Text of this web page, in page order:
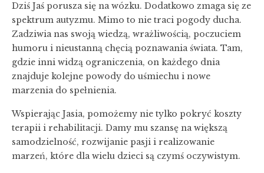
Dziś Jaś porusza się na wózku. Dodatkowo zmaga się ze
spektrum autyzmu. Mimo to nie traci pogody ducha.
Zadziwia nas swoją wiedzą, wrażliwością, poczuciem
humoru i nieustanną chęcią poznawania świata. Tam,
gdzie inni widzą ograniczenia, on każdego dnia
znajduje kolejne powody do uśmiechu i nowe
marzenia do spełnienia.
Wspierając Jasia, pomożemy nie tylko pokryć koszty
terapii i rehabilitacji. Damy mu szansę na większą
samodzielność, rozwijanie pasji i realizowanie
marzeń, które dla wielu dzieci są czymś oczywistym.